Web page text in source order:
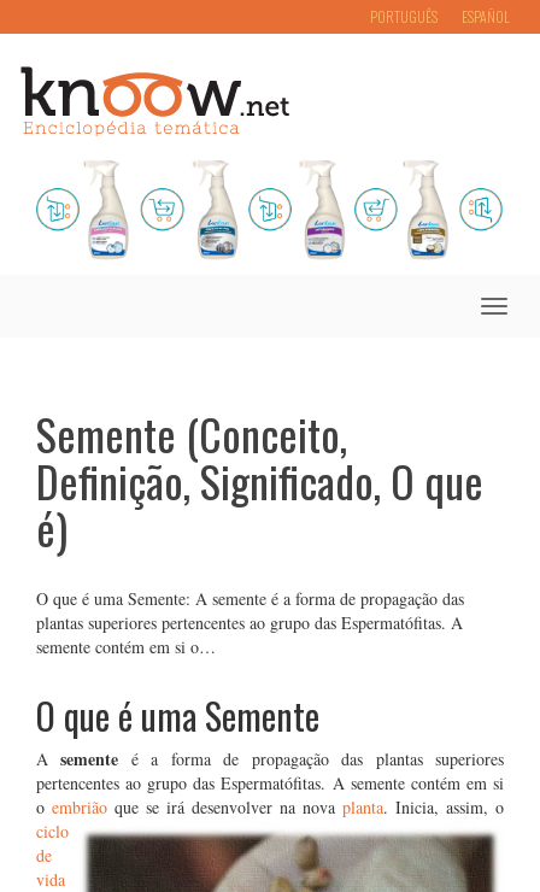
PORTUGUÊS ESPAÑOL
Toggle
Semente (Conceito,
Definição, Significado, O que
é)
O que é uma Semente: A semente é a forma de propagação das
plantas superiores pertencentes ao grupo das Espermatófitas. A
semente contém em si o…
O que é uma Semente
Asemente é a forma de propagação das plantas superiores
pertencentes ao grupo das Espermatófitas. A semente contém em si
o embrião que se irá desenvolver na nova planta. Inicia, assim, o
ciclo
de
vida